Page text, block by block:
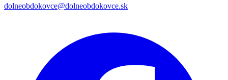
dolneobdokovce@dolneobdokovce.sk